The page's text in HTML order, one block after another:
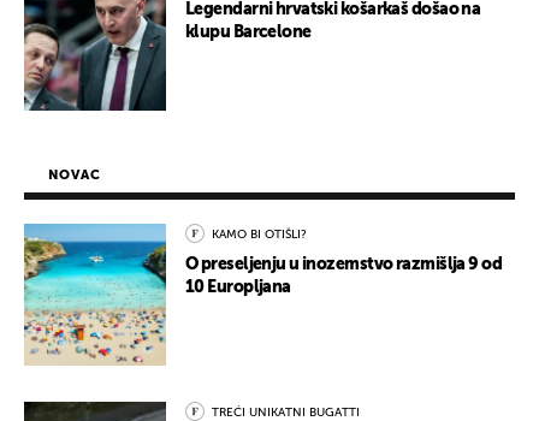
Legendarni hrvatski košarkaš došao na
klupu Barcelone
NOVAC
KAMO BI OTIŠLI?
O preseljenju u inozemstvo razmišlja 9 od
10 Europljana
TREĆI UNIKATNI BUGATTI